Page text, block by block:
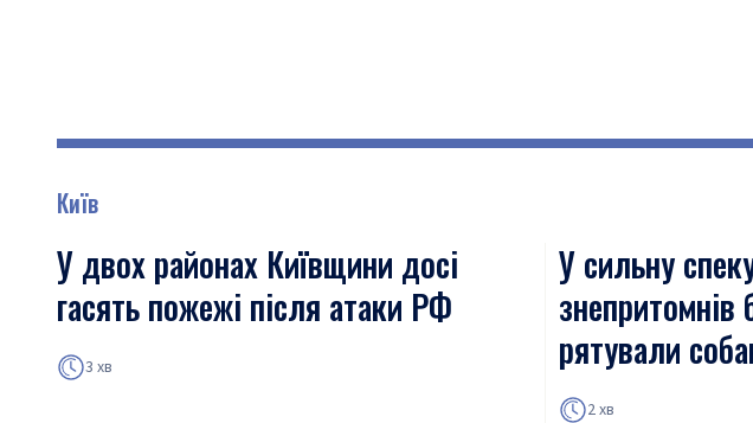
Київ
У двох районах Київщини досі
гасять пожежі після атаки РФ
3 хв
У сильну
рятували
2 хв